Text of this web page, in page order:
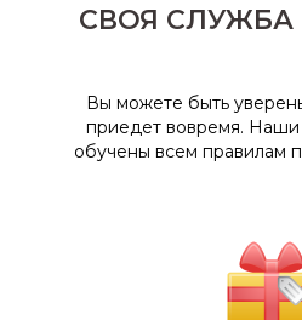
СВОЯ СЛУЖБА
Вы можете быть
приедет вовремя.
обучены всем правилам